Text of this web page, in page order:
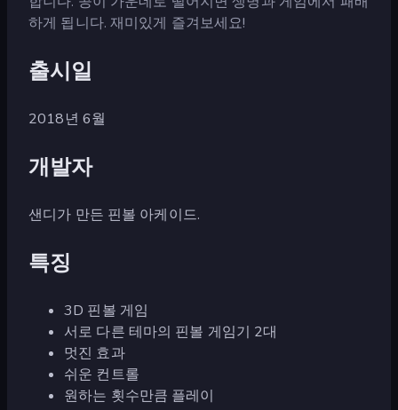
하게 됩니다. 재미있게 즐겨보세요!
출시일
2018년 6월
개발자
샌디가 만든 핀볼 아케이드.
특징
3D 핀볼 게임
서로 다른 테마의 핀볼 게임기 2대
멋진 효과
쉬운 컨트롤
원하는 횟수만큼 플레이